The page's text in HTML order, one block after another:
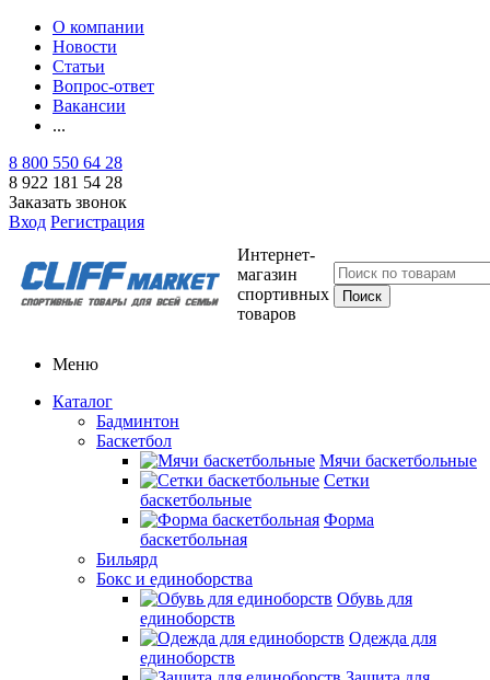
О компании
Новости
Статьи
Вопрос-ответ
Вакансии
...
8 800 550 64 28
8 922 181 54 28
Заказать звонок
Вход Регистрация
Интернет-
магазин
спортивных
товаров
Меню
Каталог
Бадминтон
Баскетбол
Мячи баскетбольные
Сетки
баскетбольные
Форма
баскетбольная
Бильярд
Бокс и единоборства
Обувь для
единоборств
Одежда для
единоборств